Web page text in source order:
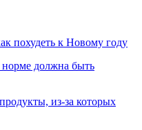
похудеть к Новому году
норме должна быть
из-за которых